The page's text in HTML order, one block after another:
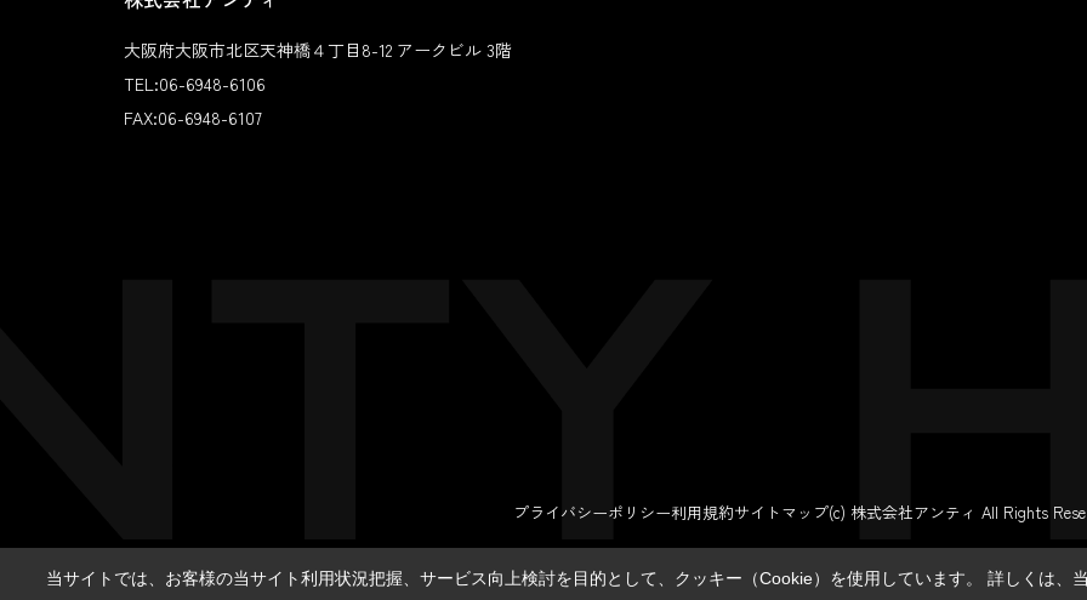
大阪府大阪市北区天神橋４丁目8-12 アークビル 3階
TEL:06-6948-6106
FAX:06-6948-6107
プライバシーポリシー利用規約サイトマップ(c) 株式会社アンティ All Rights
当サイトでは、お客様の当サイト利用状況把握、サービス向上検討を目的として、クッキー（Cookie）を使用しています。 詳しくは、